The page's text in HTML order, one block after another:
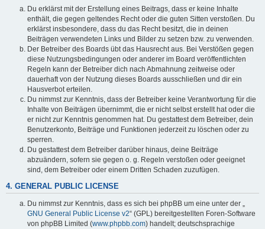
Du erklärst mit der Erstellung eines Beitrags, dass er keine Inhalte
enthält, die gegen geltendes Recht oder die guten Sitten verstoßen. Du
erklärst insbesondere, dass du das Recht besitzt, die in deinen
Beiträgen verwendeten Links und Bilder zu setzen bzw. zu verwenden.
Der Betreiber des Boards übt das Hausrecht aus. Bei Verstößen gegen
diese Nutzungsbedingungen oder anderer im Board veröffentlichten
Regeln kann der Betreiber dich nach Abmahnung zeitweise oder
dauerhaft von der Nutzung dieses Boards ausschließen und dir ein
Hausverbot erteilen.
Du nimmst zur Kenntnis, dass der Betreiber keine Verantwortung für die
Inhalte von Beiträgen übernimmt, die er nicht selbst erstellt hat oder die
er nicht zur Kenntnis genommen hat. Du gestattest dem Betreiber, dein
Benutzerkonto, Beiträge und Funktionen jederzeit zu löschen oder zu
sperren.
Du gestattest dem Betreiber darüber hinaus, deine Beiträge
abzuändern, sofern sie gegen o. g. Regeln verstoßen oder geeignet
sind, dem Betreiber oder einem Dritten Schaden zuzufügen.
4. GENERAL PUBLIC LICENSE
Du nimmst zur Kenntnis, dass es sich bei phpBB um eine unter der „
GNU General Public License v2“ (GPL) bereitgestellten Foren-Software
von phpBB Limited (www.phpbb.com) handelt; deutschsprachige